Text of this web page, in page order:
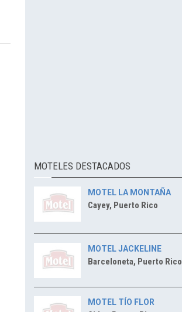
MOTELES DESTACADOS
MOTEL LA MONTAÑA
Cayey, Puerto Rico
MOTEL JACKELINE
Barceloneta, Puerto Rico
MOTEL TÍO FLOR